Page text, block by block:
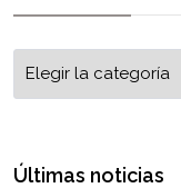
Últimas noticias